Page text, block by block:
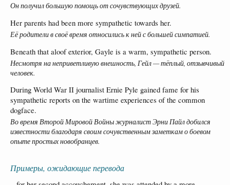
Он получил большую помощь от сочувствующих друзей.
Her parents had been more sympathetic towards her.
Её родители в своё время относились к ней с большей симпатией.
Beneath that aloof exterior, Gayle is a warm, sympathetic person.
Несмотря на неприветливую внешность, Гейл — тёплый, отзывчивый
человек.
During World War II journalist Ernie Pyle gained fame for his
sympathetic reports on the wartime experiences of the common
dogface.
Во время Второй Мировой Войны журналист Эрни Пайл добился
известности благодаря своим сочувственным заметкам о боевом
опыте простых новобранцев.
Примеры, ожидающие перевода